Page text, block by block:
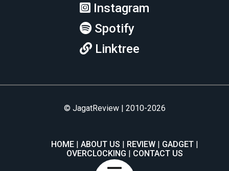
Instagram
Spotify
Linktree
© JagatReview | 2010-2026
HOME ABOUT US REVIEW
GADGET
OVERCLOCKING
CONTACT US